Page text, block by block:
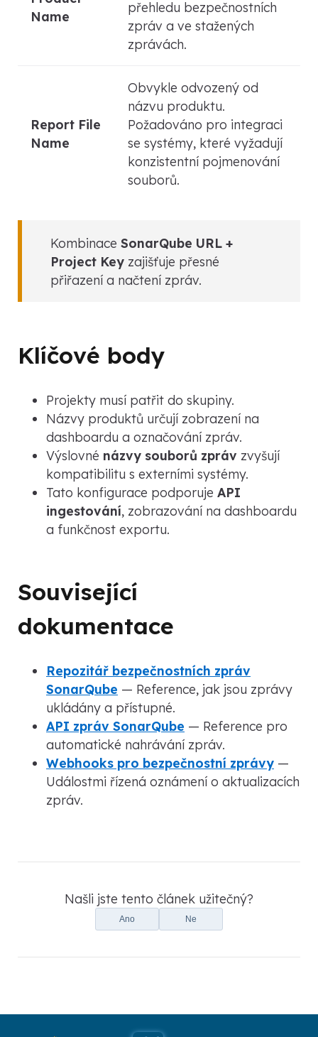
Name
přehledu bezpečnostních
zpráv a ve stažených
zprávách.
Report File
Name
Obvykle odvozený od
názvu produktu.
Požadováno pro integraci
se systémy, které vyžadují
konzistentní pojmenování
souborů.
Kombinace SonarQube URL +
Project Key zajišťuje přesné
přiřazení a načtení zpráv.
Klíčové body
Projekty musí patřit do skupiny.
Názvy produktů určují zobrazení na
dashboardu a označování zpráv.
Výslovné názvy souborů zpráv zvyšují
kompatibilitu s externími systémy.
Tato konfigurace podporuje API
ingestování, zobrazování na dashboardu
a funkčnost exportu.
Související
dokumentace
Repozitář bezpečnostních zpráv
SonarQube — Reference, jak jsou zprávy
ukládány a přístupné.
API zpráv SonarQube — Reference pro
automatické nahrávání zpráv.
Webhooks pro bezpečnostní zprávy —
Událostmi řízená oznámení o aktualizacích
zpráv.
Našli jste tento článek užitečný?
Ano Ne